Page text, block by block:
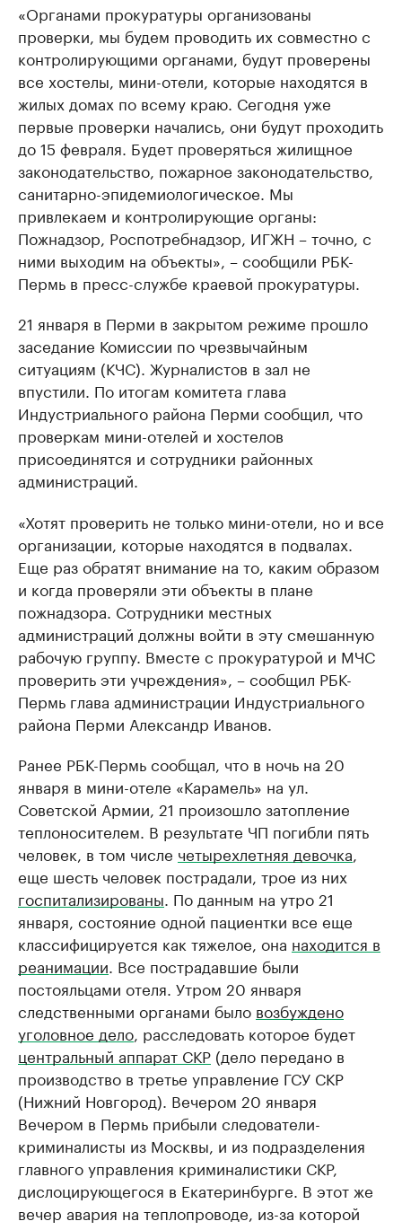
«Органами прокуратуры организованы
проверки, мы будем проводить их совместно с
контролирующими органами, будут проверены
все хостелы, мини-отели, которые находятся в
жилых домах по всему краю. Сегодня уже
первые проверки начались, они будут проходить
до 15 февраля. Будет проверяться жилищное
законодательство, пожарное законодательство,
санитарно-эпидемиологическое. Мы
привлекаем и контролирующие органы:
Пожнадзор, Роспотребнадзор, ИГЖН – точно, с
ними выходим на объекты», – сообщили РБК-
Пермь в пресс-службе краевой прокуратуры.
21 января в Перми в закрытом режиме прошло
заседание Комиссии по чрезвычайным
ситуациям (КЧС). Журналистов в зал не
впустили. По итогам комитета глава
Индустриального района Перми сообщил, что
проверкам мини-отелей и хостелов
присоединятся и сотрудники районных
администраций.
«Хотят проверить не только мини-отели, но и все
организации, которые находятся в подвалах.
Еще раз обратят внимание на то, каким образом
и когда проверяли эти объекты в плане
пожнадзора. Сотрудники местных
администраций должны войти в эту смешанную
рабочую группу. Вместе с прокуратурой и МЧС
проверить эти учреждения», – сообщил РБК-
Пермь глава администрации Индустриального
района Перми Александр Иванов.
Ранее РБК-Пермь сообщал, что в ночь на 20
января в мини-отеле «Карамель» на ул.
Советской Армии, 21 произошло затопление
теплоносителем. В результате ЧП погибли пять
человек, в том числе четырехлетняя девочка
еще шесть человек пострадали, трое из них
госпитализированы . По данным на утро 21
января, состояние одной пациентки все еще
классифицируется как тяжелое, она находится в
реанимации . Все пострадавшие были
постояльцами отеля. Утром 20 января
следственными органами было возбуждено
уголовное дело , расследовать которое будет
центральный аппарат СКР (дело передано в
производство в третье управление ГСУ СКР
(Нижний Новгород). Вечером 20 января
Вечером в Пермь прибыли следователи-
криминалисты из Москвы, и из подразделения
главного управления криминалистики СКР,
дислоцирующегося в Екатеринбурге. В этот же
вечер авария на теплопроводе, из-за которой